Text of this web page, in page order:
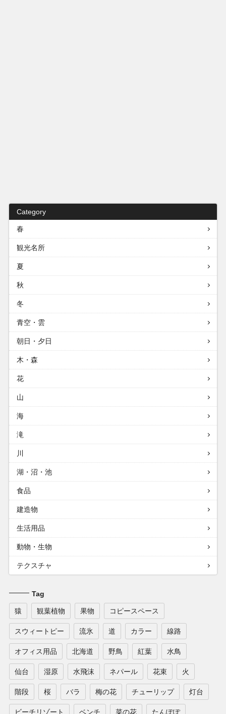
Category
春
観光名所
夏
秋
冬
青空・雲
朝日・夕日
木・森
花
山
海
滝
川
湖・沼・池
食品
建造物
生活用品
動物・生物
テクスチャ
Tag
猿 観葉植物 果物 コピースペース
スウィートピー 流氷 道 カラー 線路
オフィス用品 北海道 野鳥 紅葉 水鳥
仙台 湿原 水飛沫 ネパール 花束 火
階段 桜 バラ 梅の花 チューリップ 灯台
ビーチリゾート ベンチ 菜の花 たんぽぽ